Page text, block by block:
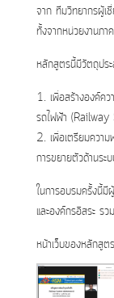
จาก ทีมวิทยากรผู้เ
ทั้งจากหน่วยงานภา
หลักสูตรนี้มีวัตถุปร
1. เพื่อสร้างองค์คว
รถไฟฟ้า
2. เพื่อเตรียมความ
การขยายตัวด้านระ
ในการอบรมครั้งนี้มี
และองค์กรอิสระ ร
หน้าเว็บของหลักสูตร